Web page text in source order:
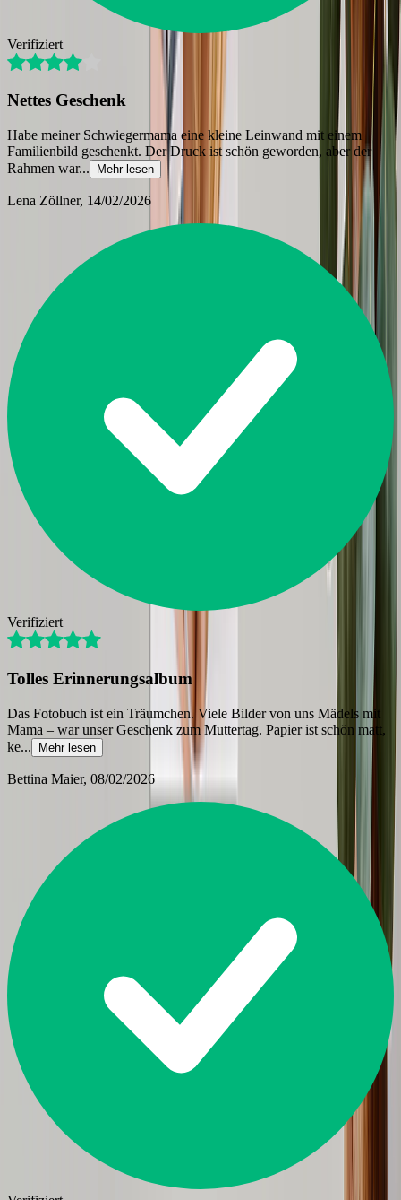
Verifiziert
Nettes Geschenk
Habe meiner Schwiegermama eine kleine Leinwand mit einem
Familienbild geschenkt. Der Druck ist schön geworden, aber der
Rahmen war... Mehr lesen
Lena Zöllner, 14/02/2026
Verifiziert
Tolles Erinnerungsalbum
Das Fotobuch ist ein Träumchen. Viele Bilder von uns Mädels mit
Mama – war unser Geschenk zum Muttertag. Papier ist schön matt,
ke... Mehr lesen
Bettina Maier, 08/02/2026